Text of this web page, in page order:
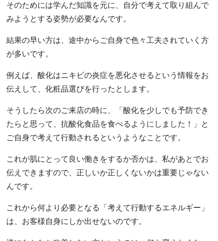
そのためには学んだ知識を元に、自分で考えて取り組んで
みようとする姿勢が必要なんです。
結果の早い方は、途中からご自身で色々工夫されていく方
が多いです。
例えば、酸化はニキビの炎症を悪化させるという情報をお
伝えして、化粧品選びを行ったとします。
そうしたら次のご来店の時に、「酸化を少しでも予防でき
たらと思って、抗酸化食品を食べるようにしました！」と
ご自身で考えて行動されるというようなことです。
これが肌にとって良い働きをするか否かは、私があとでお
伝えできますので、正しいか正しくないかは重要じゃない
んです。
これから何より必要となる「考えて行動するエネルギー」
は、お客様自身にしか出せないのです。